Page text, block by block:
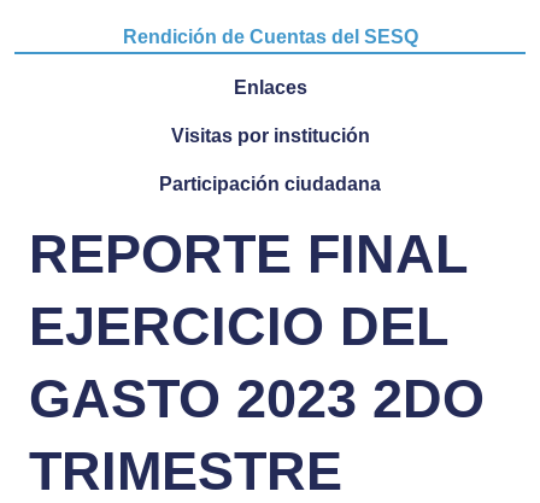
Rendición de Cuentas del SESQ
Enlaces
Visitas por institución
Participación ciudadana
REPORTE FINAL
EJERCICIO DEL
GASTO 2023 2DO
TRIMESTRE